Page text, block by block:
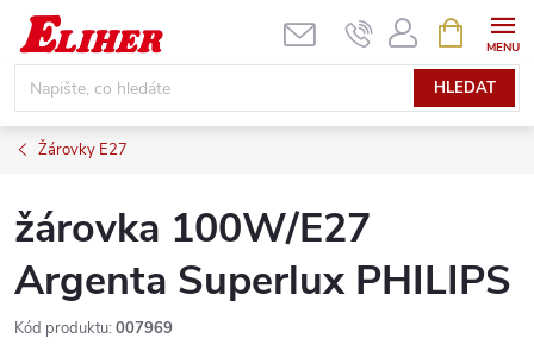
Přejít
obsah
HLEDAT
NÁKUPNÍ
KOŠÍK
Žárovky E27
žárovka 100W/E27
Argenta Superlux PHILIPS
Kód produktu: 007969